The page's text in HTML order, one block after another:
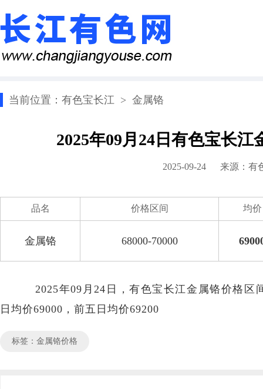
当前位置： 有色宝长江 > 金属铬
2025年09月24日有色宝长
2025-09-24 来源： 有
品名 价格区间 均价
金属铬 68000-70000
2025年09月24日，有色宝长江金属铬价格区
日均价69000，前五日均价69200
标签：金属铬价格